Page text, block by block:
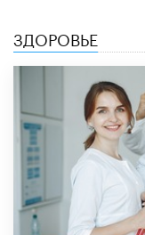
ЗДОРОВЬЕ